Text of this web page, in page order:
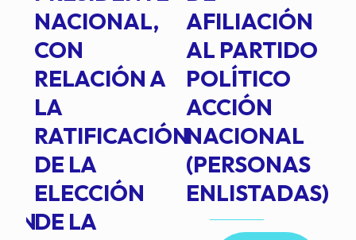
NACIONAL,
CON
RELACIÓN A
LA
RATIFICACIÓN
DE LA
ELECCIÓN
DE LA
AFILIACIÓN
AL PARTIDO
POLÍTICO
ACCIÓN
NACIONAL
(PERSONAS
ENLISTADAS)